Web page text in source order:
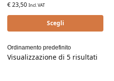
€23,50 Incl. VAT
Scegli
Visualizzazione di 5 risultati